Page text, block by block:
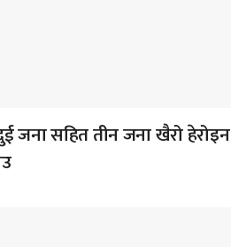
जना सहित तीन जना खैरो हेरोइन